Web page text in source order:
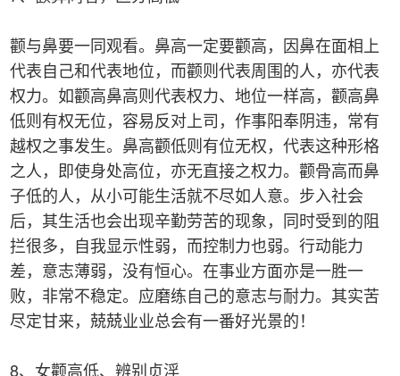
颧与鼻要一同观看。鼻高一定要颧高，因鼻在面相上
代表自己和代表地位，而颧则代表周围的人，亦代表
权力。如颧高鼻高则代表权力、地位一样高，颧高鼻
低则有权无位，容易反对上司，作事阳奉阴违，常有
越权之事发生。鼻高颧低则有位无权，代表这种形格
之人，即使身处高位，亦无直接之权力。颧骨高而鼻
子低的人，从小可能生活就不尽如人意。步入社会
后，其生活也会出现辛勤劳苦的现象，同时受到的阻
拦很多，自我显示性弱，而控制力也弱。行动能力
差，意志薄弱，没有恒心。在事业方面亦是一胜一
败，非常不稳定。应磨练自己的意志与耐力。其实苦
尽定甘来，兢兢业业总会有一番好光景的！
8、女颧高低、辨别贞淫